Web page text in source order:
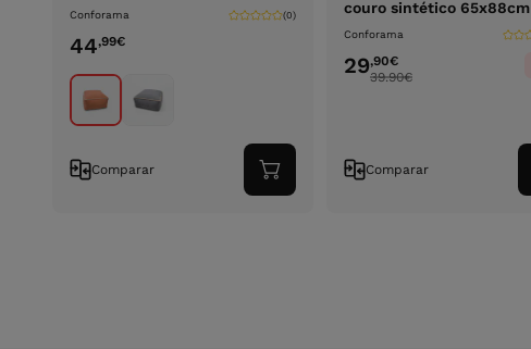
Conforama (0)
44,99€
Comparar
Adicionar
ao
couro sintético 65x88cm
Conforama
29,90€
39.90€
Comparar